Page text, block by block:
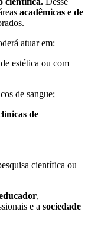
acadêmicas e de
atuar em:
estética ou com
de sangue;
de
científica ou
,
e a sociedade